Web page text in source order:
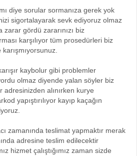
diye sorular sormanıza gerek yok
sigortalayarak sevk ediyoruz olmaz
gördü zararınızı biz
karşılıyor tüm prosedürleri biz
kaybolur gibi problemler
olmaz diyende yalan söyler biz
alınırken kurye
yapıştırılıyor kayıp kaçağın
zamanında teslimat yapmaktır merak
adresine teslim edilecektir
hizmet çalıştığımız zaman sizde